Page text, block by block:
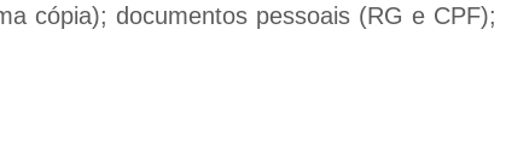
cópia); documentos pessoais (RG e CPF);